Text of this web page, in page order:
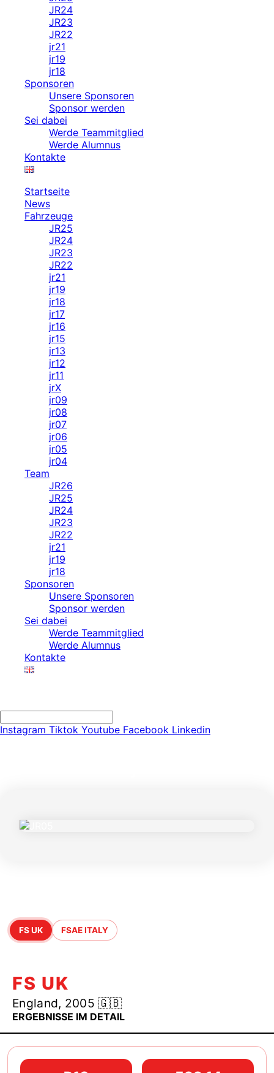
JR24
JR23
JR22
jr21
jr19
jr18
Sponsoren
Unsere Sponsoren
Sponsor werden
Sei dabei
Werde Teammitglied
Werde Alumnus
Kontakte
Startseite
News
Fahrzeuge
JR25
JR24
JR23
JR22
jr21
jr19
jr18
jr17
jr16
jr15
jr13
jr12
jr11
jrX
jr09
jr08
jr07
jr06
jr05
jr04
Team
JR26
JR25
JR24
JR23
JR22
jr21
jr19
jr18
Sponsoren
Unsere Sponsoren
Sponsor werden
Sei dabei
Werde Teammitglied
Werde Alumnus
Kontakte
Instagram Tiktok Youtube Facebook Linkedin
FS UK FSAE ITALY
FS UK
England, 2005 🇬🇧
ERGEBNISSE IM DETAIL